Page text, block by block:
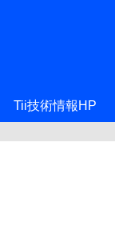
Tii技術情報HP